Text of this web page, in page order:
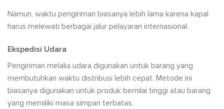
Namun, waktu pengiriman biasanya lebih lama karena kapal
harus melewati berbagai jalur pelayaran internasional.
Ekspedisi Udara
Pengiriman melalui udara digunakan untuk barang yang
membutuhkan waktu distribusi lebih cepat. Metode ini
biasanya digunakan untuk produk bernilai tinggi atau barang
yang memiliki masa simpan terbatas.